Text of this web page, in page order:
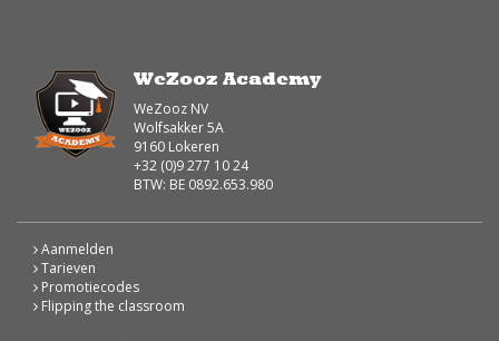
WeZooz Academy
WeZooz NV
Wolfsakker 5A
9160 Lokeren
+32 (0)9 277 10 24
BTW: BE 0892.653.980
Aanmelden
Tarieven
Promotiecodes
Flipping the classroom